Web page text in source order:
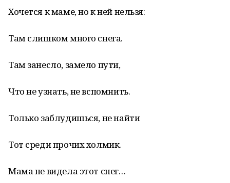
Хочется к маме, но к ней нельзя:
Там слишком много снега.
Там занесло, замело пути,
Что не узнать, не вспомнить.
Только заблудишься, не найти
Тот среди прочих холмик.
Мама не видела этот снег…